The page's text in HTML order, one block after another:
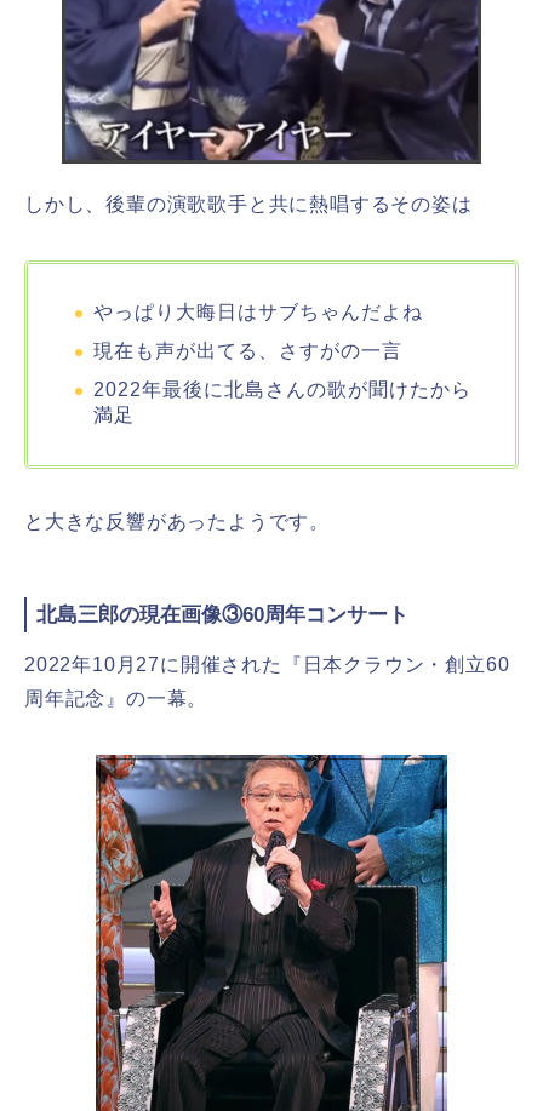
しかし、後輩の演歌歌手と共に熱唱するその姿は
やっぱり大晦日はサブちゃんだよね
現在も声が出てる、さすがの一言
2022年最後に北島さんの歌が聞けたから
満足
と大きな反響があったようです。
北島三郎の現在画像③60周年コンサート
2022年10月27に開催された『日本クラウン・創立60
周年記念』の一幕。